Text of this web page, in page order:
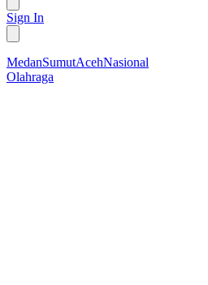
Sign In
MedanSumutAcehNasional
Olahraga